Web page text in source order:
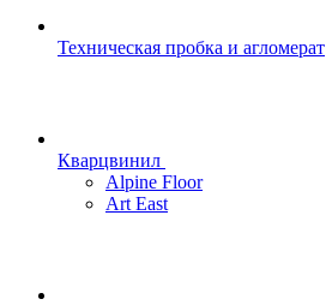
Техническая пробка и агломерат
Кварцвинил
Alpine Floor
Art East